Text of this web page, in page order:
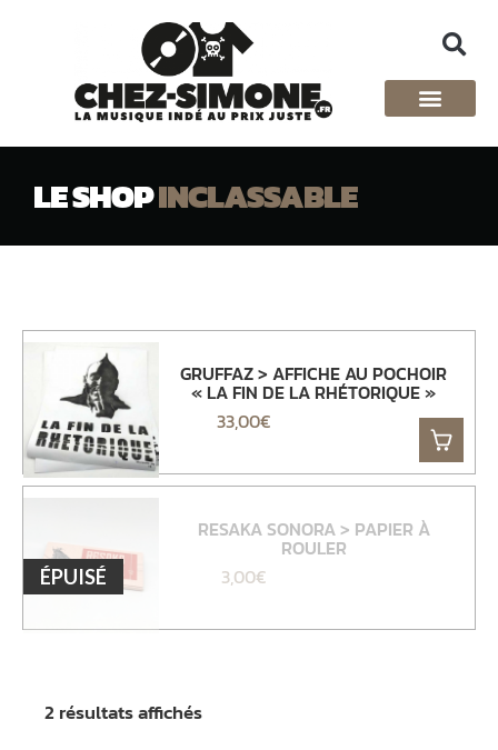
LE SHOPINCLASSABLE
GRUFFAZ > AFFICHE AU POCHOIR
« LA FIN DE LA RHÉTORIQUE »
33,00€
ÉPUISÉ
RESAKA SONORA > PAPIER À
ROULER
3,00€
2 résultats affichés